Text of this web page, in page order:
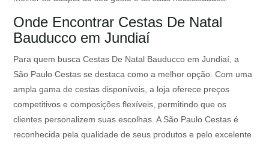
Onde Encontrar Cestas De Natal
Bauducco em Jundiaí
Para quem busca Cestas De Natal Bauducco em Jundiaí, a
São Paulo Cestas se destaca como a melhor opção. Com uma
ampla gama de cestas disponíveis, a loja oferece preços
competitivos e composições flexíveis, permitindo que os
clientes personalizem suas escolhas. A São Paulo Cestas é
reconhecida pela qualidade de seus produtos e pelo excelente